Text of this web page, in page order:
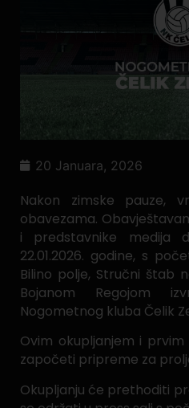
20 Januara, 2026
Nakon zimske pauze,
obavezama.
i predstavnike
22.01.2026. godine, s
Bilino polje, Stručni štab
Bojanom Regojom
Nogometnog kluba Čelik
Ovim okupljanjem i
započeti pripreme za
Okupljanju će prethoditi